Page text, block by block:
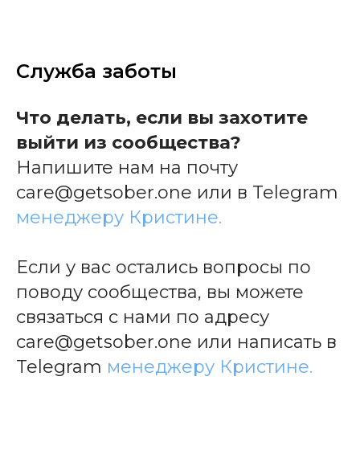
Служба заботы
Что делать, если вы захотите
выйти из сообщества?
Напишите нам на почту
care@getsober.one или в Telegram
менеджеру Кристине.
Если у вас остались вопросы по
поводу сообщества, вы можете
связаться с нами по адресу
care@getsober.one или написать в
Telegram менеджеру Кристине.